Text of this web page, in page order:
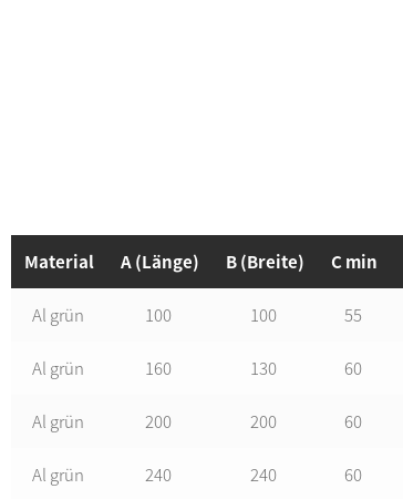
Material A (Länge) B (Breite) C min
Al grün 100 100 55
Al grün 160 130 60
Al grün 200 200 60
Al grün 240 240 60